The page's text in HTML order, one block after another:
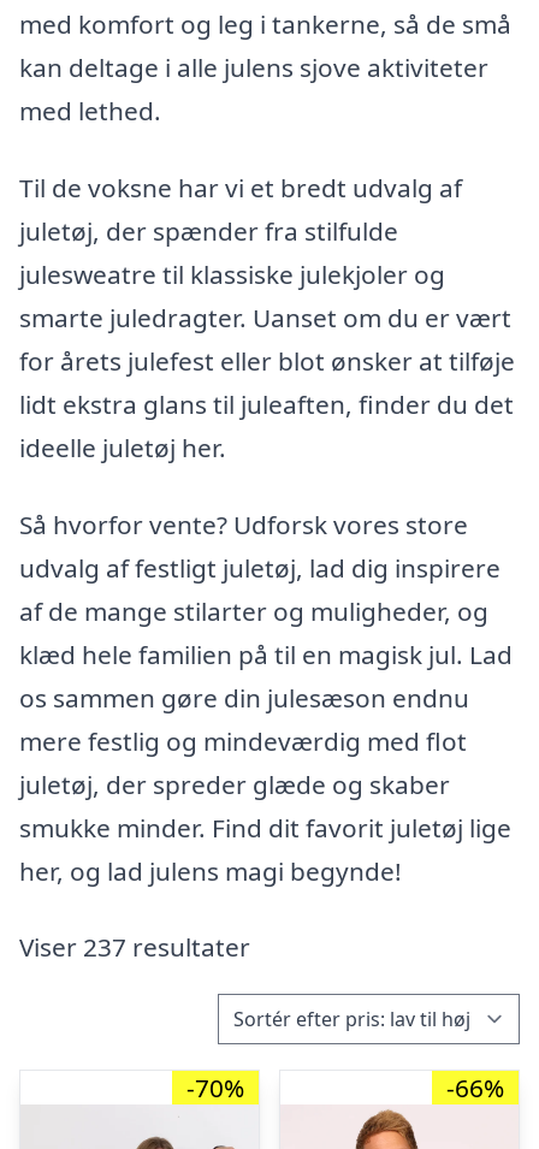
med komfort og leg i tankerne, så de små
kan deltage i alle julens sjove aktiviteter
med lethed.
Til de voksne har vi et bredt udvalg af
juletøj, der spænder fra stilfulde
julesweatre til klassiske julekjoler og
smarte juledragter. Uanset om du er vært
for årets julefest eller blot ønsker at tilføje
lidt ekstra glans til juleaften, finder du det
ideelle juletøj her.
Så hvorfor vente? Udforsk vores store
udvalg af festligt juletøj, lad dig inspirere
af de mange stilarter og muligheder, og
klæd hele familien på til en magisk jul. Lad
os sammen gøre din julesæson endnu
mere festlig og mindeværdig med flot
juletøj, der spreder glæde og skaber
smukke minder. Find dit favorit juletøj lige
her, og lad julens magi begynde!
Viser 237 resultater
-70% -66%